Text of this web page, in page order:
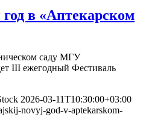
в «Аптекарском
саду МГУ
III ежегодный Фестиваль
2026-03-11T10:30:00+03:00
novyj-god-v-aptekarskom-